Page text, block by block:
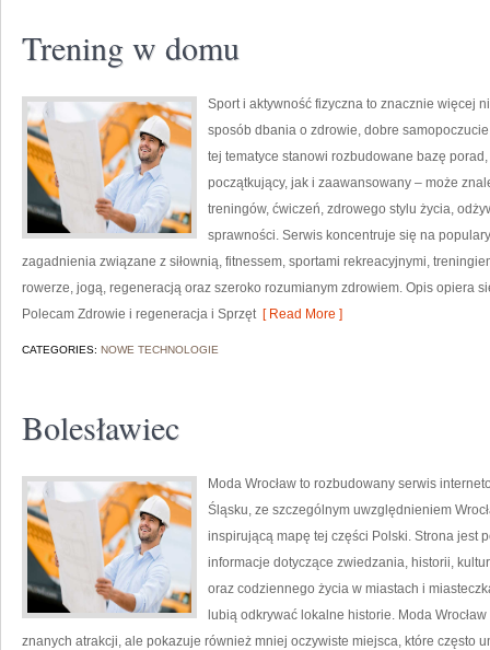
Trening w domu
Sport i aktywność fizyczna to znacznie więcej
sposób dbania o zdrowie, dobre
tej tematyce stanowi rozbudowane bazę
początkujący, jak i zaawansowany – może
treningów, ćwiczeń, zdrowego stylu życia,
sprawności. Serwis koncentruje się na
zagadnienia związane z siłownią, fitnessem, sportami rekreacyjnymi,
rowerze, jogą, regeneracją oraz szeroko rozumianym zdrowiem. Opis opiera
Polecam Zdrowie i regeneracja i Sprzęt[ Read More ]
CATEGORIES: NOWE TECHNOLOGIE
Bolesławiec
Moda Wrocław to rozbudowany serwis
Śląsku, ze szczególnym uwzględnieniem
inspirującą mapę tej części Polski. Strona jest
informacje dotyczące zwiedzania, historii,
oraz codziennego życia w miastach i
lubią odkrywać lokalne historie. Moda
znanych atrakcji, ale pokazuje również mniej oczywiste miejsca, które często